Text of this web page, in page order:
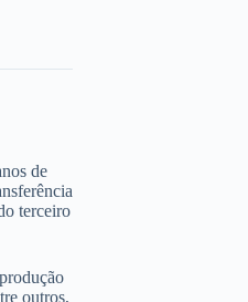
de
terceiro
outros,